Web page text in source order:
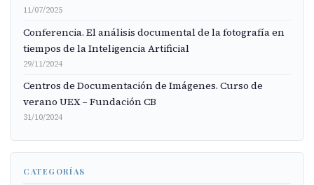
11/07/2025
Conferencia. El análisis documental de la fotografía en
tiempos de la Inteligencia Artificial
29/11/2024
Centros de Documentación de Imágenes. Curso de
verano UEX – Fundación CB
31/10/2024
CATEGORÍAS